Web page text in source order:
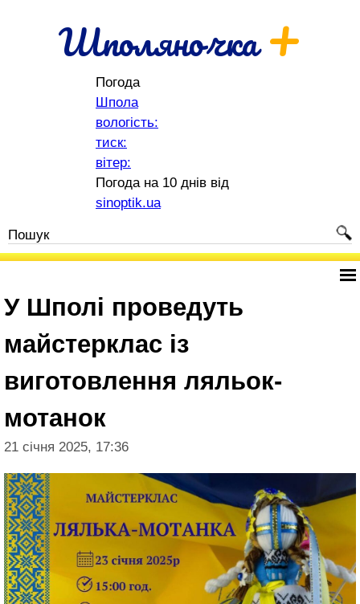
Шполяночка+
Погода
Шпола
вологість:
тиск:
вітер:
Погода на 10 днів від
sinoptik.ua
У Шполі проведуть
майстерклас із
виготовлення ляльок-
мотанок
21 січня 2025, 17:36